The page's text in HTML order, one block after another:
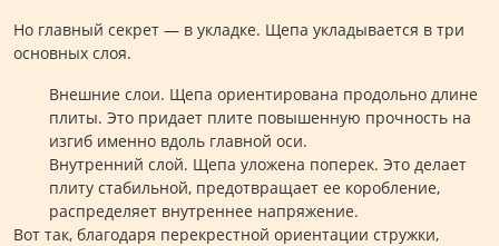
Но главный секрет — в укладке. Щепа укладывается в три
основных слоя.
Внешние слои. Щепа ориентирована продольно длине
плиты. Это придает плите повышенную прочность на
изгиб именно вдоль главной оси.
Внутренний слой. Щепа уложена поперек. Это делает
плиту стабильной, предотвращает ее коробление,
распределяет внутреннее напряжение.
Вот так, благодаря перекрестной ориентации стружки,